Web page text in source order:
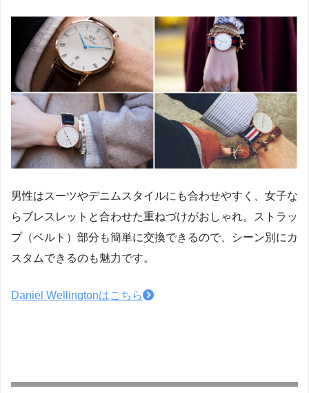
男性はスーツやデニムスタイルにも合わせやすく、女子な
らブレスレットと合わせた重ねづけがおしゃれ。ストラッ
プ（ベルト）部分も簡単に交換できるので、シーン別にカ
スタムできるのも魅力です。
Daniel Wellingtonはこちら